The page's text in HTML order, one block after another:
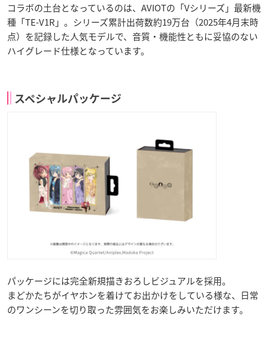
コラボの土台となっているのは、AVIOTの「Vシリーズ」最新機
種「TE-V1R」。シリーズ累計出荷数約19万台（2025年4月末時
点）を記録した人気モデルで、音質・機能性ともに妥協のない
ハイグレード仕様となっています。
スペシャルパッケージ
パッケージには完全新規描きおろしビジュアルを採用。
まどかたちがイヤホンを着けてお出かけをしている様な、日常
のワンシーンを切り取った雰囲気をお楽しみいただけます。